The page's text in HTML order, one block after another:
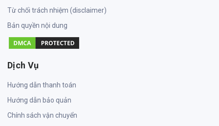
Từ chối trách nhiệm (disclaimer)
Bản quyền nội dung
Dịch Vụ
Hướng dẫn thanh toán
Hướng dẫn bảo quản
Chính sách vận chuyển